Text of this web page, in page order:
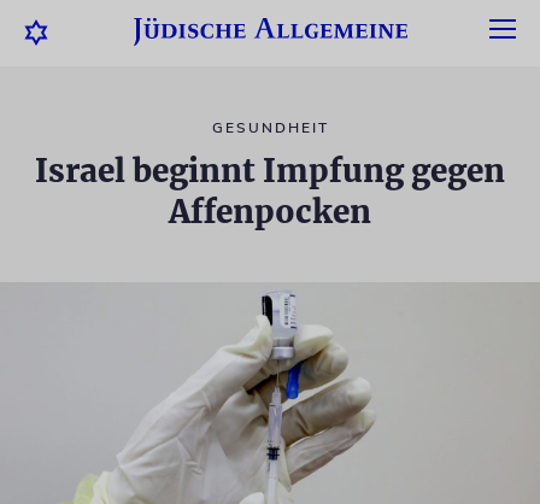
GESUNDHEIT
Israel beginnt Impfung gegen
Affenpocken